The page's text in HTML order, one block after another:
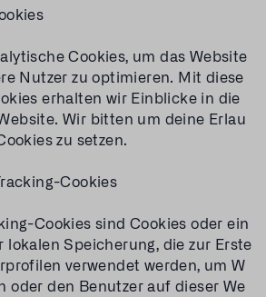
Cookies, um das Website
Nutzer zu optimieren. Mit diese
erhalten wir Einblicke in die
Wir bitten um deine Erlau
zu setzen.
Cookies
Cookies sind Cookies oder ein
lokalen Speicherung, die zur Erste
verwendet werden, um W
oder den Benutzer auf dieser We